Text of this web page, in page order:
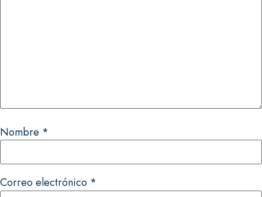
Nombre *
Correo electrónico *